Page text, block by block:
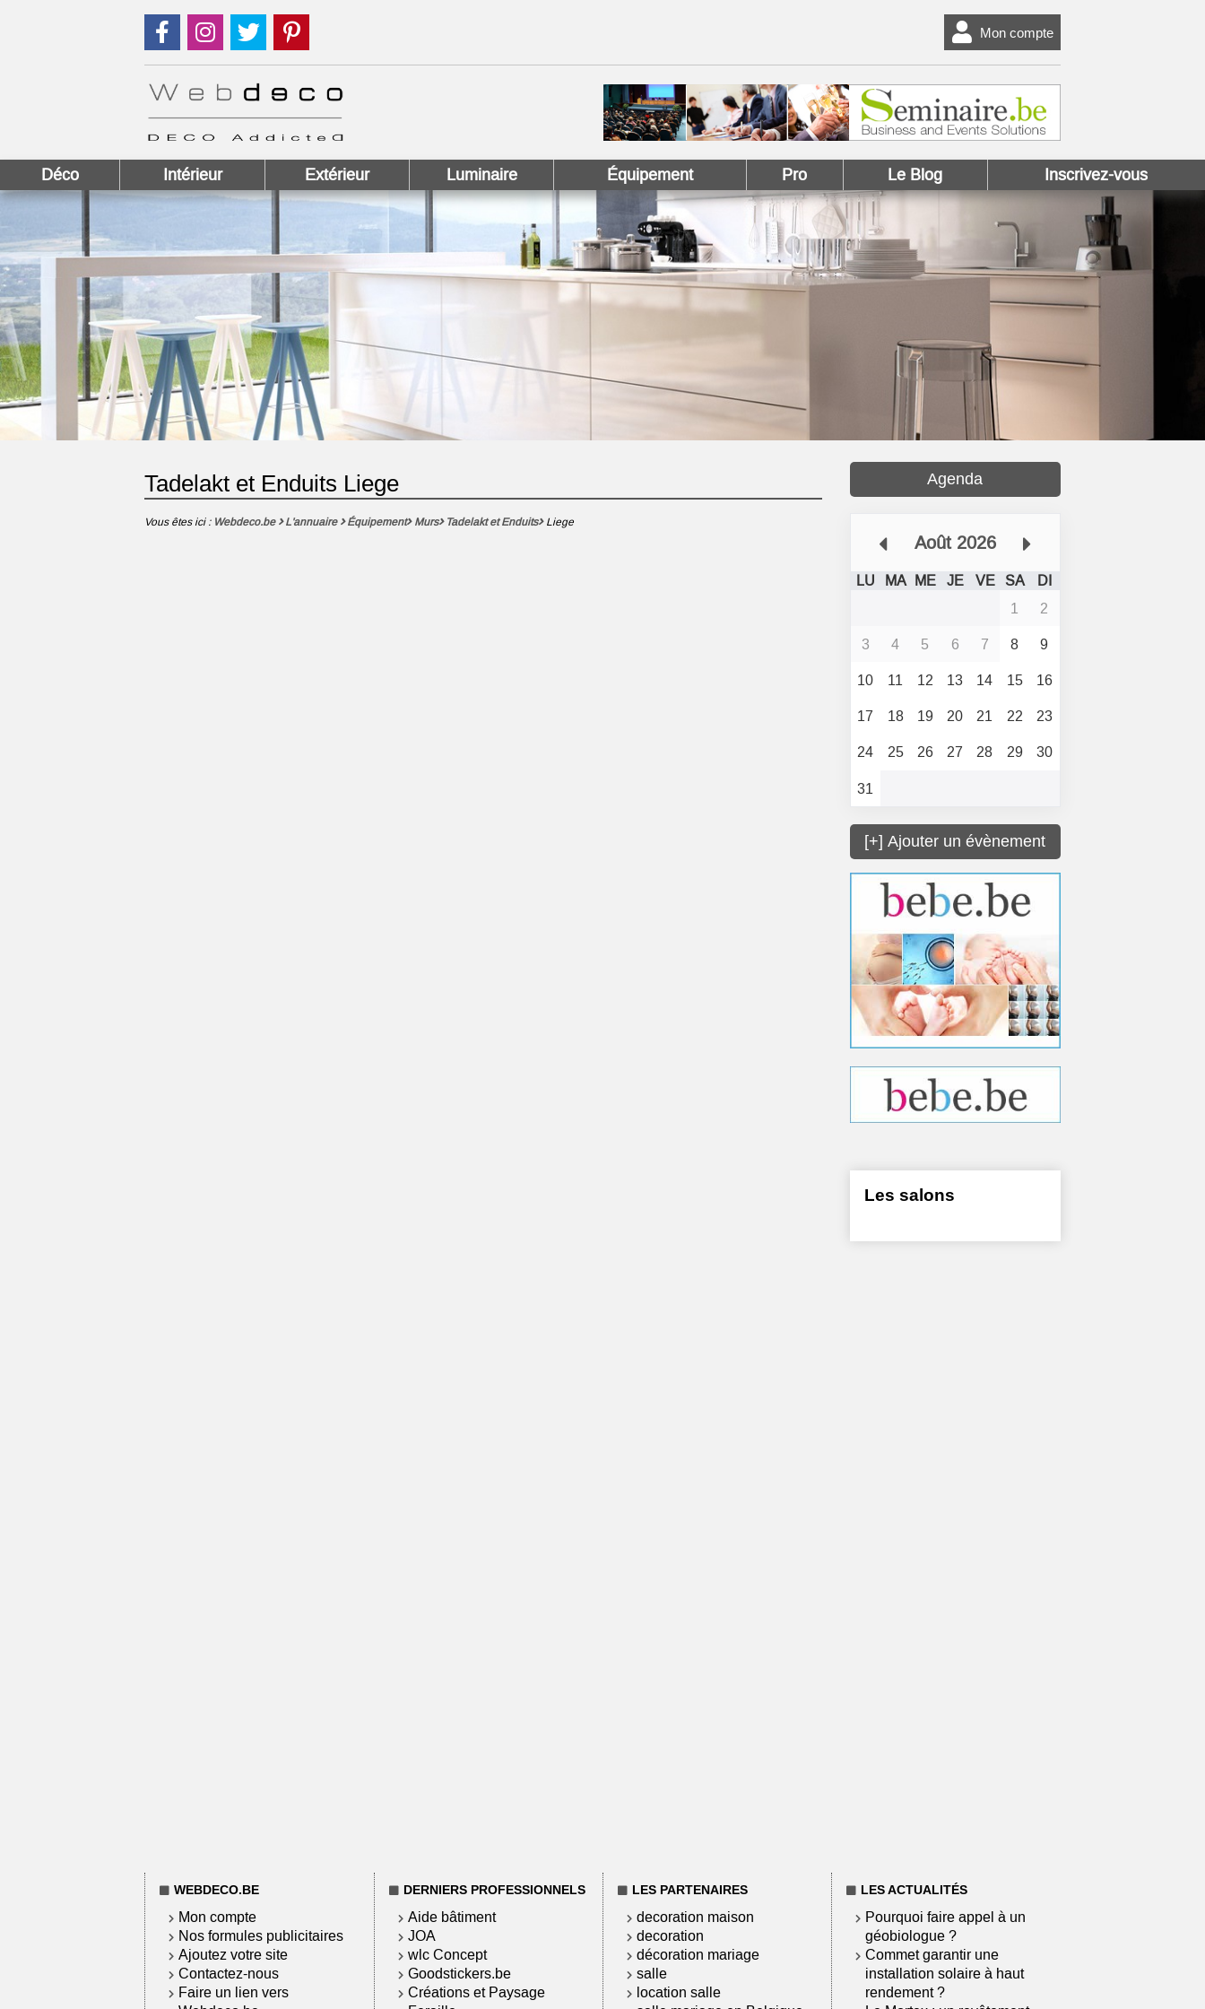
Suivez nous sur Facebook !
Suivez nous sur Instagram !
Suivez nous sur Twitter ! Mon compte
Déco Intérieur Extérieur Luminaire Équipement Pro Le Blog Inscrivez-vous
Tadelakt et Enduits Liege
Vous êtes ici : Webdeco.be L'annuaire Équipement Murs Tadelakt et Enduits Liege
Agenda
Août 2026
LU MA ME JE VE SA
DI
1
2
3
4 5 6 7 8
9
10
11 12 13 14 15
16
17
18 19 20 21 22
23
24
25 26 27 28 29
30
31
[+] Ajouter un évènement
Les salons
WEBDECO.BE
Mon compte
Nos formules publicitaires
Ajoutez votre site
Contactez-nous
Faire un lien vers
DERNIERS PROFESSIONNELS
Aide bâtiment
JOA
wlc Concept
Goodstickers.be
Créations et Paysage
LES PARTENAIRES
decoration maison
decoration
décoration mariage
salle
location salle
LES ACTUALITÉS
Pourquoi faire appel à un
géobiologue ?
Commet garantir une
installation solaire à haut
rendement ?